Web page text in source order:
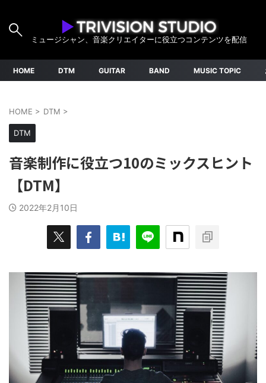
ミュージシャン、音楽クリエイターに役立つコンテンツを配信
HOME DTM GUITAR BAND MUSIC TOPIC
HOME > DTM >
DTM
音楽制作に役立つ10のミックスヒント
【DTM】
2022年2月10日